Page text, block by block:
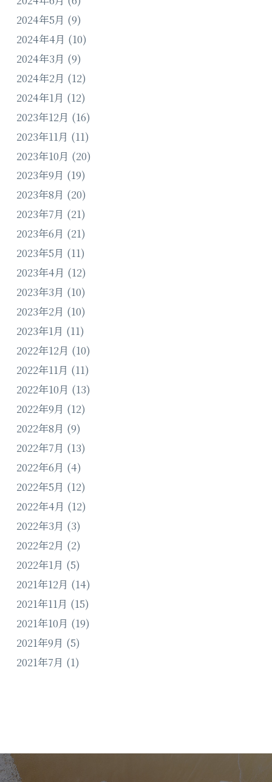
2024年5月 (9)
2024年4月 (10)
2024年3月 (9)
2024年2月 (12)
2024年1月 (12)
2023年12月 (16)
2023年11月 (11)
2023年10月 (20)
2023年9月 (19)
2023年8月 (20)
2023年7月 (21)
2023年6月 (21)
2023年5月 (11)
2023年4月 (12)
2023年3月 (10)
2023年2月 (10)
2023年1月 (11)
2022年12月 (10)
2022年11月 (11)
2022年10月 (13)
2022年9月 (12)
2022年8月 (9)
2022年7月 (13)
2022年6月 (4)
2022年5月 (12)
2022年4月 (12)
2022年3月 (3)
2022年2月 (2)
2022年1月 (5)
2021年12月 (14)
2021年11月 (15)
2021年10月 (19)
2021年9月 (5)
2021年7月 (1)